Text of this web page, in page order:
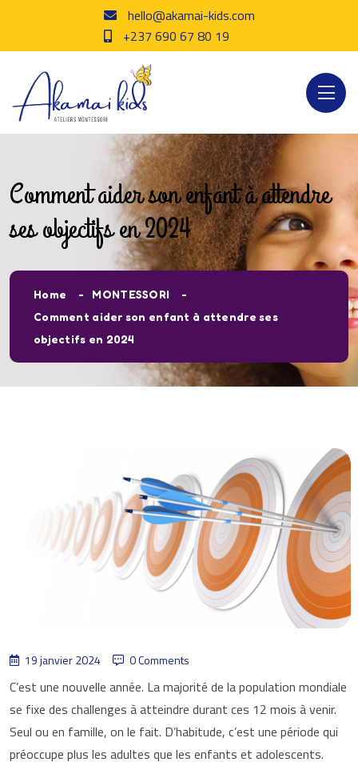
hello@akamai-kids.com
+237 690 67 80 19
Comment aider son enfant à attendre
ses objectifs en 2024
Home
MONTESSORI
Comment aider son enfant à attendre ses
objectifs en 2024
19 janvier 2024 0 Comments
C’est une nouvelle année. La majorité de la population mondiale
se fixe des challenges à atteindre durant ces 12 mois à venir.
Seul ou en famille, on le fait. D’habitude, c’est une période qui
préoccupe plus les adultes que les enfants et adolescents.